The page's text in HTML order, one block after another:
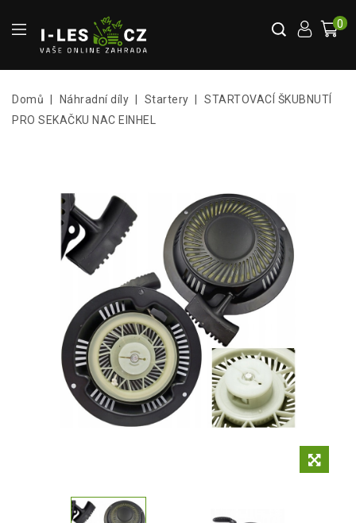
0
Domů Náhradní díly Startery
STARTOVACÍ ŠKUBNUTÍ
PRO SEKAČKU NAC EINHEL